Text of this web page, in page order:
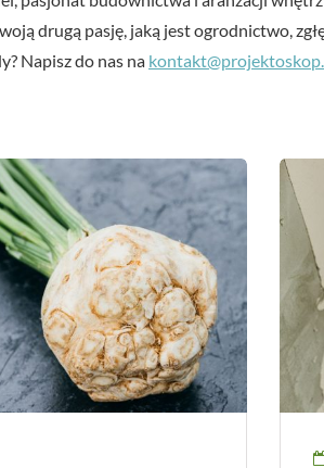
drugą pasję, jaką jest ogrodnictwo,
Napisz do nas na